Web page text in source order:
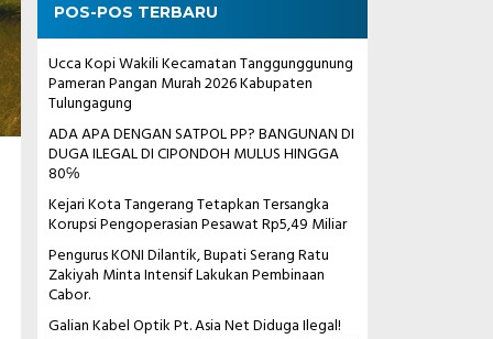
POS-POS TERBARU
Ucca Kopi Wakili Kecamatan Tanggunggunung
Pameran Pangan Murah 2026 Kabupaten
Tulungagung
ADA APA DENGAN SATPOL PP? BANGUNAN DI
DUGA ILEGAL DI CIPONDOH MULUS HINGGA
80℅
Kejari Kota Tangerang Tetapkan Tersangka
Korupsi Pengoperasian Pesawat Rp5,49 Miliar
Pengurus KONI Dilantik, Bupati Serang Ratu
Zakiyah Minta Intensif Lakukan Pembinaan
Cabor.
Galian Kabel Optik Pt. Asia Net Diduga Ilegal!